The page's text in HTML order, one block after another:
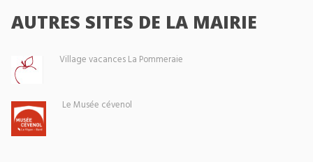
AUTRES SITES DE LA MAIRIE
Village vacances La Pommeraie
Le Musée cévenol